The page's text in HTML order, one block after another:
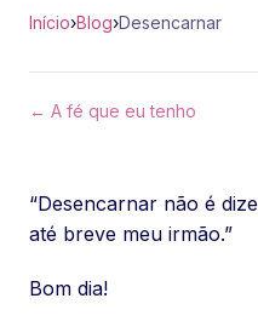
Início›Blog›Desencarnar
← A fé que eu tenho
“Desencarnar não é
até breve meu irmão.”
Bom dia!